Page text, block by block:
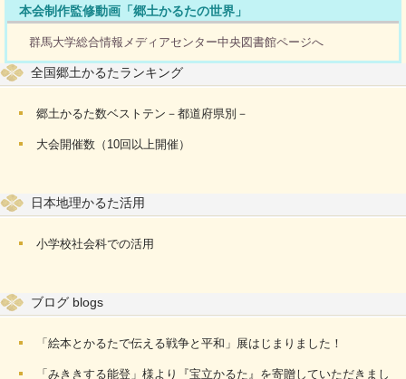
本会制作監修動画「郷土かるたの世界」
群馬大学総合情報メディアセンター中央図書館ページへ
全国郷土かるたランキング
郷土かるた数ベストテン－都道府県別－
大会開催数（10回以上開催）
日本地理かるた活用
小学校社会科での活用
ブログ blogs
「絵本とかるたで伝える戦争と平和」展はじまりました！
「みききする能登」様より『宝立かるた』を寄贈していただきまし